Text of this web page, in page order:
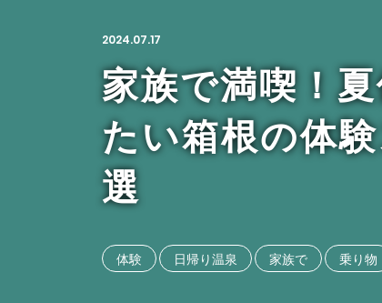
2024.07.17
家族で満喫！
たい箱根の体
選
体験 日帰り温泉 家族で 乗り物